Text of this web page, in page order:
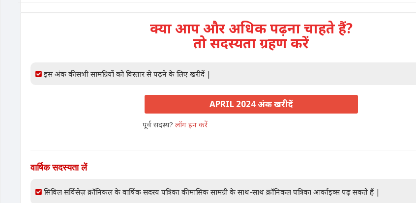
क्या आप और अधिक पढ़ना चाहते हैं?
तो सदस्यता ग्रहण करें
इस अंक की सभी सामग्रियों को विस्तार से पढ़ने के लिए खरीदें |
APRIL 2024 अंक खरीदें
पूर्व सदस्य?लॉग इन करें
वार्षिक सदस्यता लें
सिविल सर्विसेज़ क्रॉनिकल के वार्षिक सदस्य पत्रिका की मासिक सामग्री के साथ-साथ क्रॉनिकल पत्रिका आर्काइव्स पढ़ सकते हैं |